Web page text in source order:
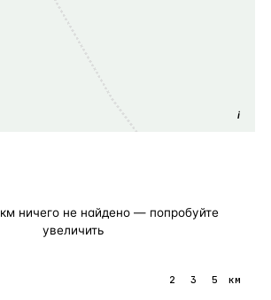
i
км ничего не найдено — попробуйте
увеличить
2 3 5 км